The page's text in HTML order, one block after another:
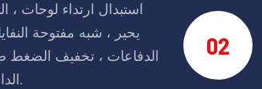
استبدال ارتداء لوحات ،
يحير ، شبه مفتوحة
الدفاعات ، تخفيف الضغط
الدائري الأختام.
02